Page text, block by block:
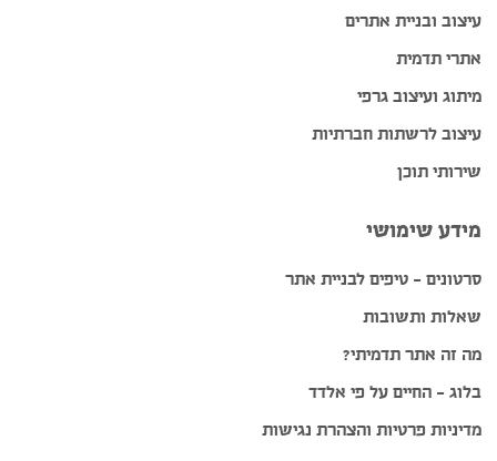
עיצוב ובניית אתרים
אתרי תדמית
מיתוג ועיצוב גרפי
עיצוב לרשתות חברתיות
שירותי תוכן
מידע שימושי
סרטונים – טיפים לבניית אתר
שאלות ותשובות
מה זה אתר תדמיתי?
בלוג – החיים על פי אלדד
מדיניות פרטיות והצהרת נגישות